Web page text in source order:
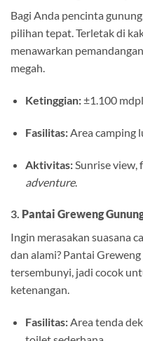
Bagi Anda pencinta
pilihan tepat. Terletak di
menawarkan
megah.
Ketinggian:±1.100 mdpl
Fasilitas:Area camping
Aktivitas:Sunrise view,
adventure.
3. Pantai Greweng
Ingin merasakan suasana
dan alami? Pantai
tersembunyi, jadi cocok
ketenangan.
Fasilitas:Area tenda